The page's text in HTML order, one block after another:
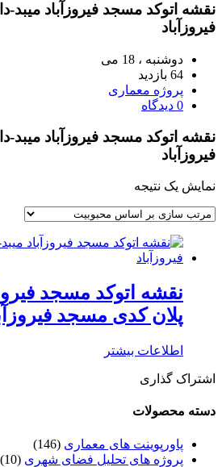
نقشه اتوکد مسجد فیروزآباد میبد-
فیروزآباد
دوشنبه ، 18 می
64 بازدید
پروژه معماری
0 دیدگاه
نقشه اتوکد مسجد فیروزآباد میبد-
فیروزآباد
نمایش یک نتیجه
نقشه اتوکد مسجد
پلان کدی مسجد
اطلاعات بیشتر
اشتراک گذاری
دسته محصولات
پاورپوینت های معماری (146)
پروژه های تحلیل فضای شهری (10)